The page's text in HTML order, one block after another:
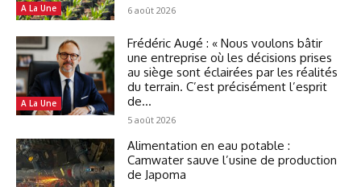
A La Une 6 août 2026
A La Une
Frédéric Augé : « Nous voulons bâtir
une entreprise où les décisions prises
au siège sont éclairées par les réalités
du terrain. C’est précisément l’esprit
de...
5 août 2026
Alimentation en eau potable :
Camwater sauve l’usine de production
de Japoma